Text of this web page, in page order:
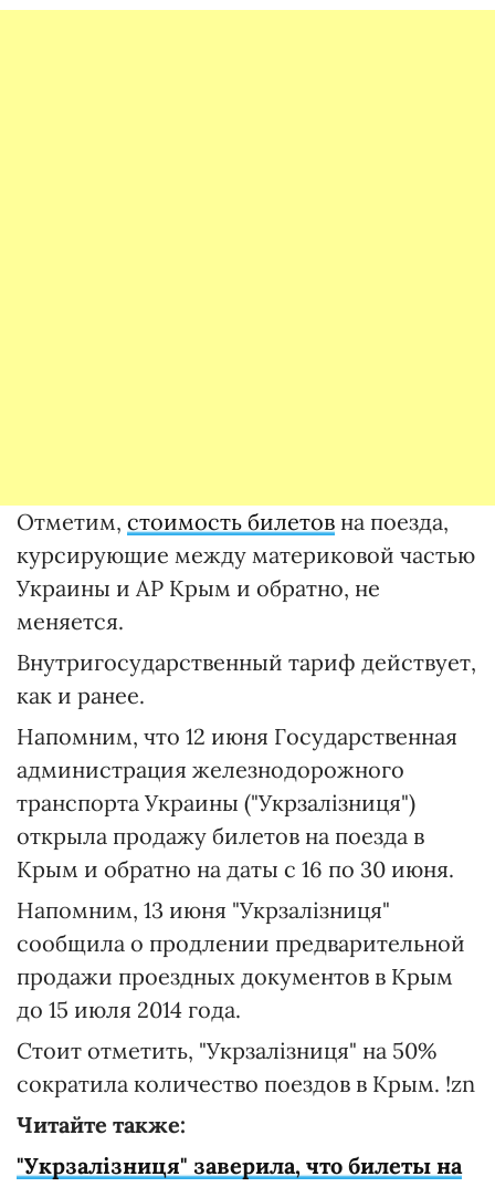
Отметим, стоимость билетов на поезда,
курсирующие между материковой частью
Украины и АР Крым и обратно, не
меняется.
Внутригосударственный тариф действует,
как и ранее.
Напомним, что 12 июня Государственная
администрация железнодорожного
транспорта Украины ("Укрзалізниця")
открыла продажу билетов на поезда в
Крым и обратно на даты с 16 по 30 июня.
Напомним, 13 июня "Укрзалізниця"
сообщила о продлении предварительной
продажи проездных документов в Крым
до 15 июля 2014 года.
Стоит отметить, "Укрзалізниця" на 50%
сократила количество поездов в Крым. !zn
Читайте также:
"Укрзалізниця" заверила, что билеты на